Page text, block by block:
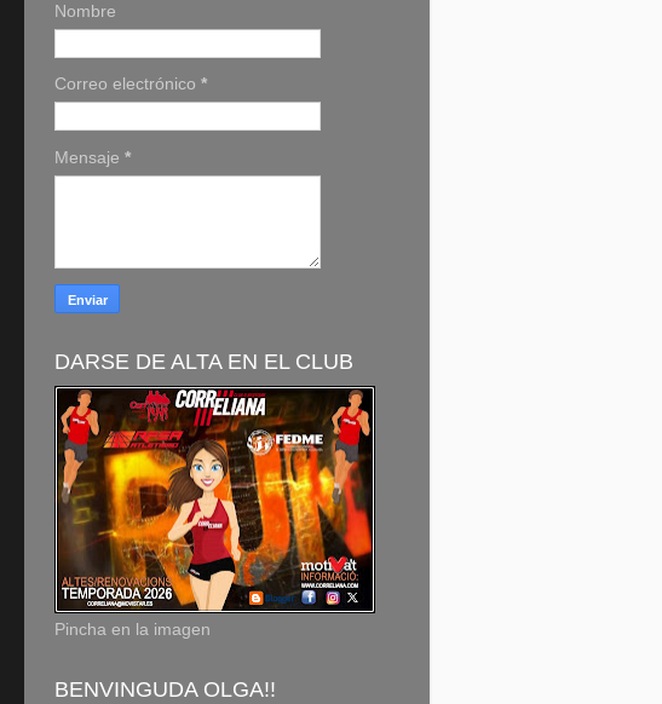
Nombre
Correo electrónico *
Mensaje *
DARSE DE ALTA EN EL CLUB
Pincha en la imagen
BENVINGUDA OLGA!!